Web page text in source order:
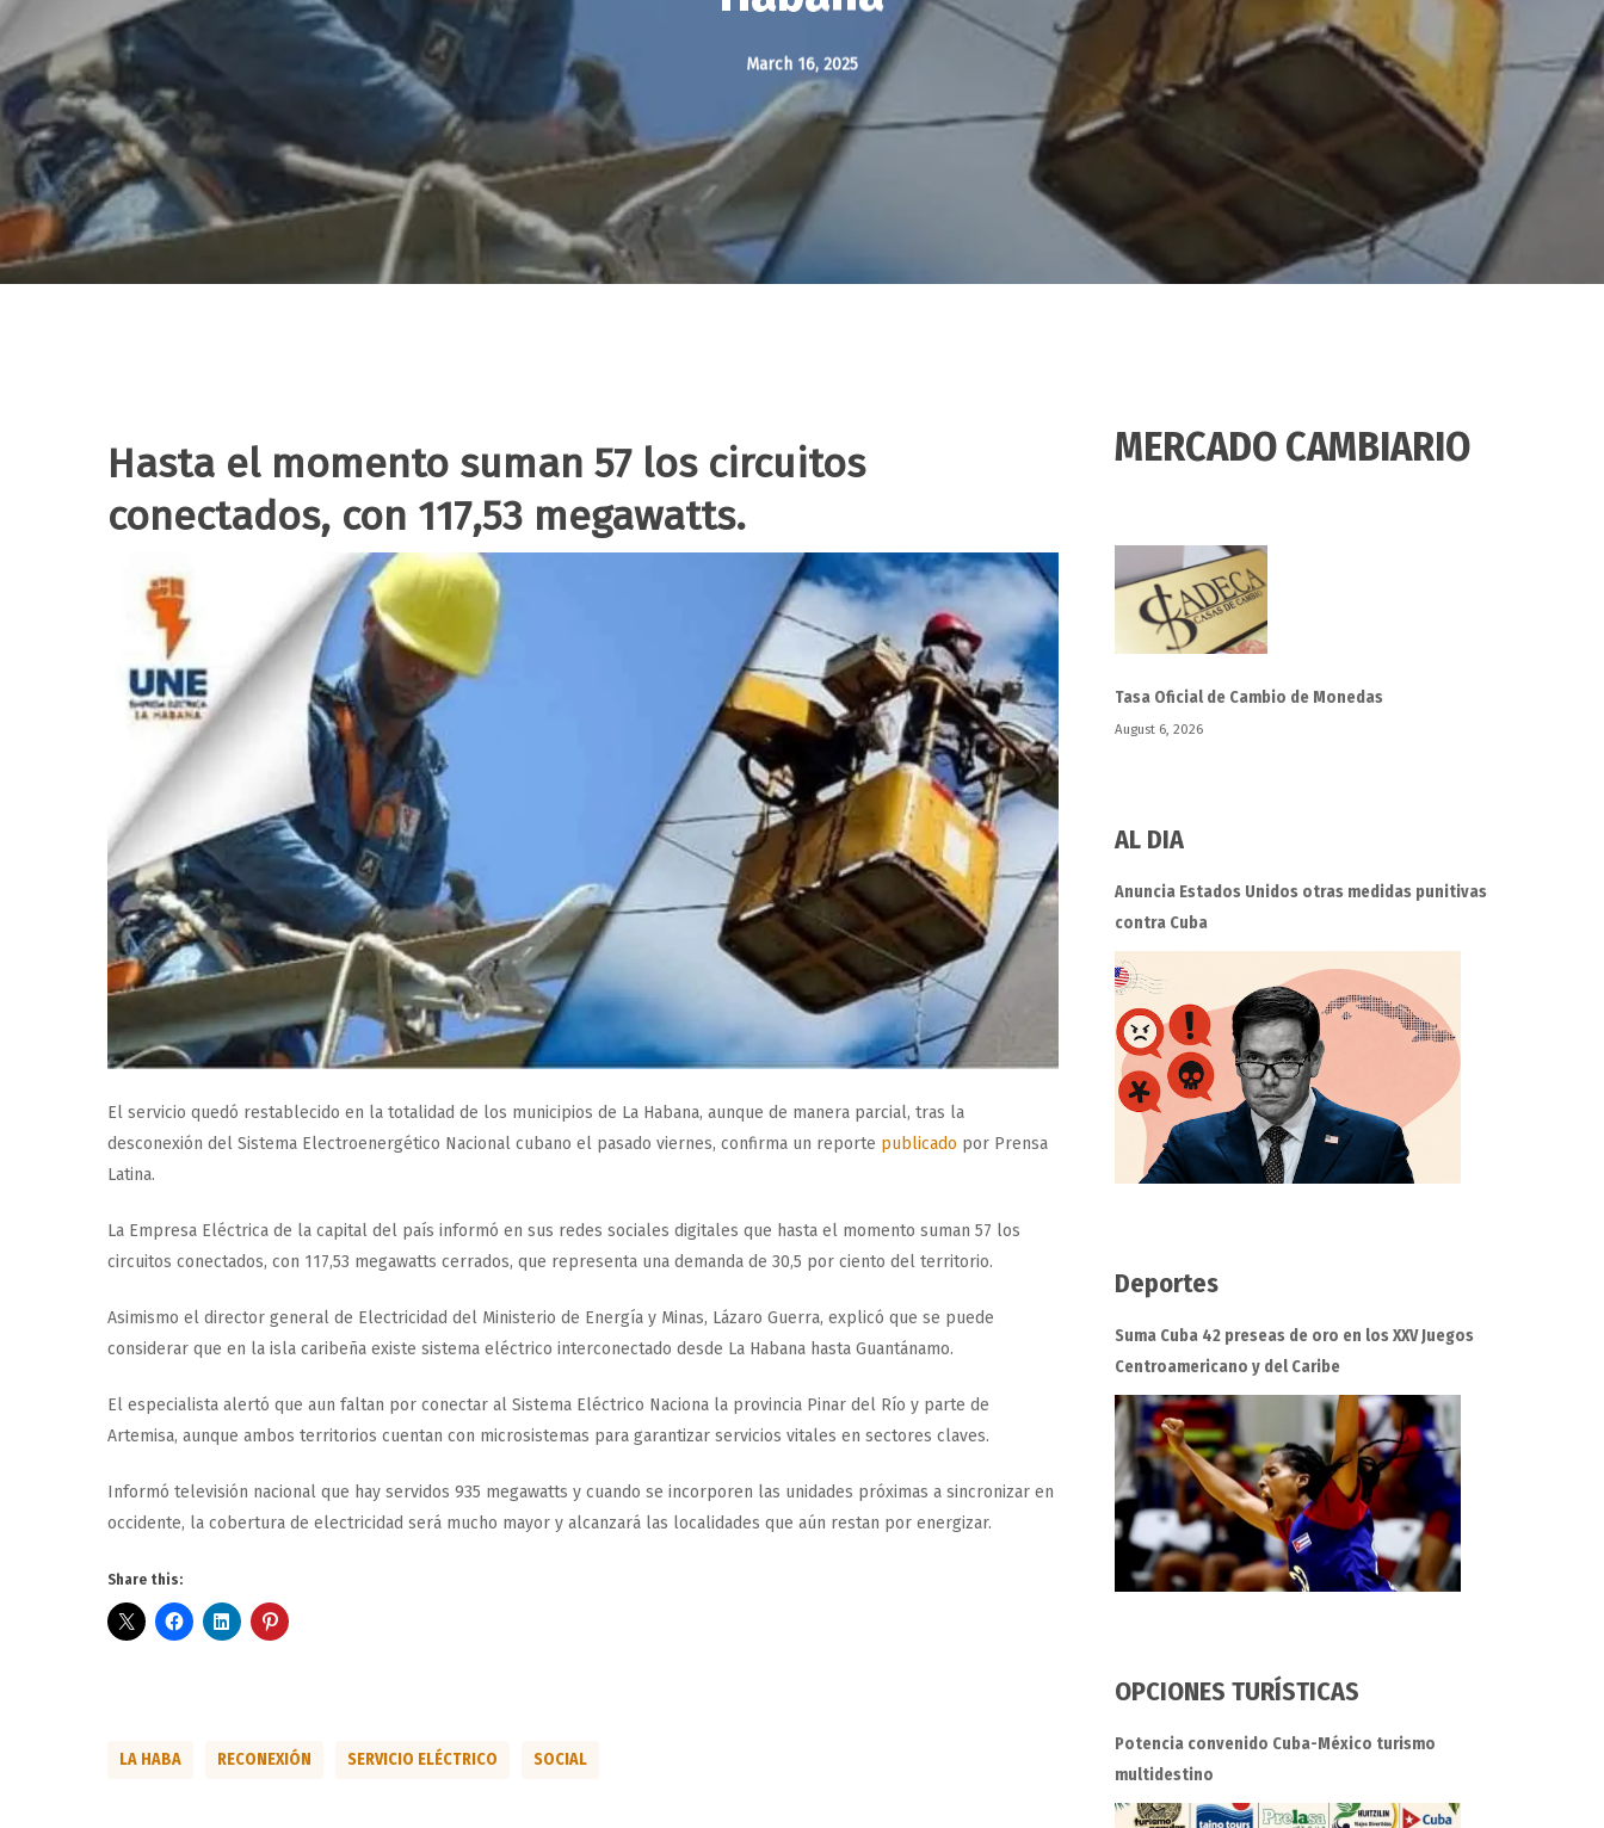
Hit enter to search or ESC to close
March 16, 2025
Hasta el momento suman 57 los circuitos
conectados, con 117,53 megawatts.
El servicio quedó restablecido en la totalidad de los municipios de La Habana, aunque de manera parcial, tras la
desconexión del Sistema Electroenergético Nacional cubano el pasado viernes, confirma un reporte publicado por Prensa
Latina.
La Empresa Eléctrica de la capital del país informó en sus redes sociales digitales que hasta el momento suman 57 los
circuitos conectados, con 117,53 megawatts cerrados, que representa una demanda de 30,5 por ciento del territorio.
Asimismo el director general de Electricidad del Ministerio de Energía y Minas, Lázaro Guerra, explicó que se puede
considerar que en la isla caribeña existe sistema eléctrico interconectado desde La Habana hasta Guantánamo.
El especialista alertó que aun faltan por conectar al Sistema Eléctrico Naciona la provincia Pinar del Río y parte de
Artemisa, aunque ambos territorios cuentan con microsistemas para garantizar servicios vitales en sectores claves.
Informó televisión nacional que hay servidos 935 megawatts y cuando se incorporen las unidades próximas a sincronizar en
occidente, la cobertura de electricidad será mucho mayor y alcanzará las localidades que aún restan por energizar.
Share this:
LA HABA RECONEXIÓN SERVICIO ELÉCTRICO SOCIAL
MERCADO CAMBIARIO
Tasa Oficial de Cambio de Monedas
August 6, 2026
AL DIA
Anuncia Estados Unidos otras medidas punitivas
contra Cuba
Deportes
Suma Cuba 42 preseas de oro en los XXV Juegos
Centroamericano y del Caribe
OPCIONES TURÍSTICAS
Potencia convenido Cuba-México turismo
multidestino